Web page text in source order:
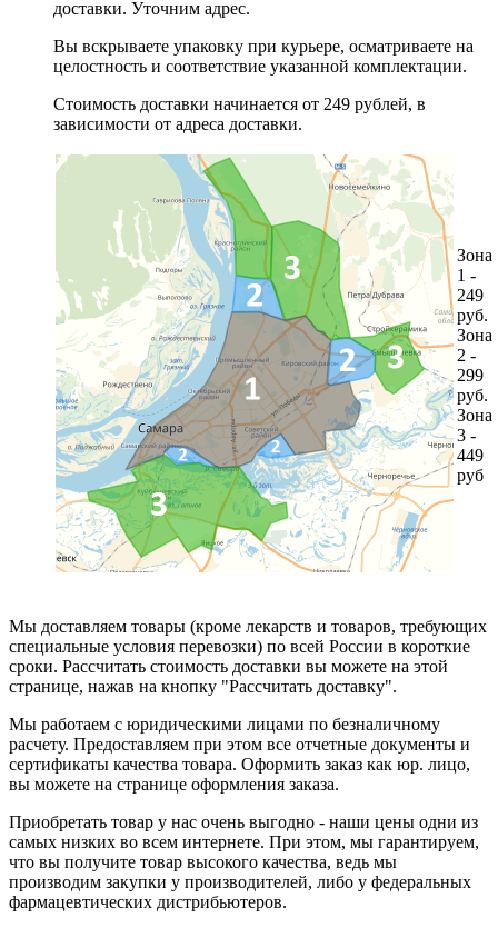
доставки. Уточним адрес.
Вы вскрываете упаковку при курьере, осматриваете на
целостность и соответствие указанной комплектации.
Стоимость доставки начинается от 249 рублей, в
зависимости от адреса доставки.
Зона
1 -
249
руб.
Зона
2 -
299
руб.
Зона
3 -
449
руб
Мы доставляем товары (кроме лекарств и товаров, требующих
специальные условия перевозки) по всей России в короткие
сроки. Рассчитать стоимость доставки вы можете на этой
странице, нажав на кнопку "Рассчитать доставку".
Мы работаем с юридическими лицами по безналичному
расчету. Предоставляем при этом все отчетные документы и
сертификаты качества товара. Оформить заказ как юр. лицо,
вы можете на странице оформления заказа.
Приобретать товар у нас очень выгодно - наши цены одни из
самых низких во всем интернете. При этом, мы гарантируем,
что вы получите товар высокого качества, ведь мы
производим закупки у производителей, либо у федеральных
фармацевтических дистрибьютеров.